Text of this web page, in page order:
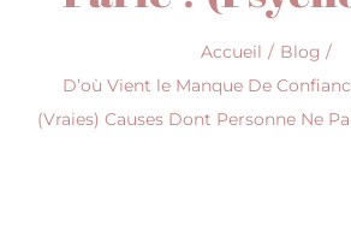
Accueil
Blog
D’où Vient le Manque De
(Vraies) Causes Dont Personne Ne